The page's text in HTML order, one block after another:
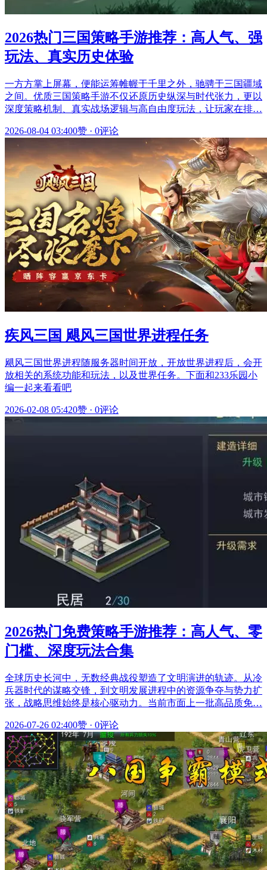
2026热门三国策略手游推荐：高人气、强
玩法、真实历史体验
一方方掌上屏幕，便能运筹帷幄于千里之外，驰骋于三国疆域
之间。优质三国策略手游不仅还原历史纵深与时代张力，更以
深度策略机制、真实战场逻辑与高自由度玩法，让玩家在排…
2026-08-04 03:400赞 · 0评论
疾风三国 飓风三国世界进程任务
飓风三国世界进程随服务器时间开放，开放世界进程后，会开
放相关的系统功能和玩法，以及世界任务。下面和233乐园小
编一起来看看吧
2026-02-08 05:420赞 · 0评论
2026热门免费策略手游推荐：高人气、零
门槛、深度玩法合集
全球历史长河中，无数经典战役塑造了文明演进的轨迹。从冷
兵器时代的谋略交锋，到文明发展进程中的资源争夺与势力扩
张，战略思维始终是核心驱动力。当前市面上一批高品质免…
2026-07-26 02:400赞 · 0评论